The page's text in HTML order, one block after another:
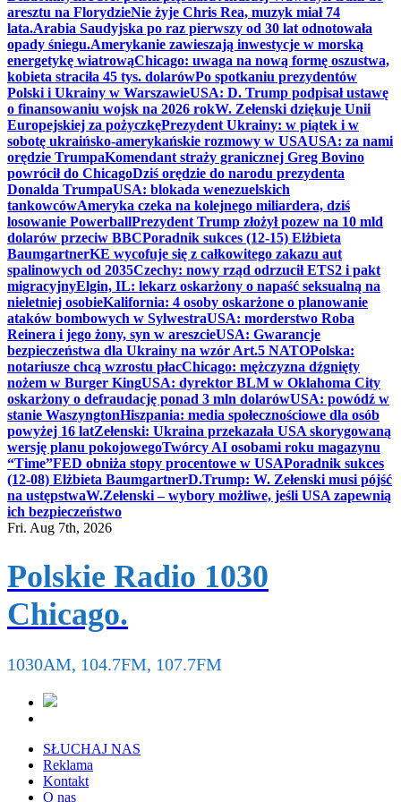
aresztu na FlorydzieNie żyje Chris Rea, muzyk miał 74
lata.Arabia Saudyjska po raz pierwszy od 30 lat odnotowała
opady śniegu.Amerykanie zawieszają inwestycje w morską
energetykę wiatrowąChicago: uwaga na nową formę oszustwa,
kobieta straciła 45 tys. dolarówPo spotkaniu prezydentów
Polski i Ukrainy w WarszawieUSA: D. Trump podpisał ustawę
o finansowaniu wojsk na 2026 rokW. Zełenski dziękuje Unii
Europejskiej za pożyczkęPrezydent Ukrainy: w piątek i w
sobotę ukraińsko-amerykańskie rozmowy w USAUSA: za nami
orędzie TrumpaKomendant straży granicznej Greg Bovino
powrócił do ChicagoDziś orędzie do narodu prezydenta
Donalda TrumpaUSA: blokada wenezuelskich
tankowcówAmeryka czeka na kolejnego miliardera, dziś
losowanie PowerballPrezydent Trump złożył pozew na 10 mld
dolarów przeciw BBCPoradnik sukces (12-15) Elżbieta
BaumgartnerKE wycofuje się z całkowitego zakazu aut
spalinowych od 2035Czechy: nowy rząd odrzucił ETS2 i pakt
migracyjnyElgin, IL: lekarz oskarżony o napaść seksualną na
nieletniej osobieKalifornia: 4 osoby oskarżone o planowanie
ataków bombowych w SylwestraUSA: morderstwo Roba
Reinera i jego żony, syn w areszcieUSA: Gwarancje
bezpieczeństwa dla Ukrainy na wzór Art.5 NATOPolska:
notariusze chcą wzrostu płacChicago: mężczyzna dźgnięty
nożem w Burger KingUSA: dyrektor BLM w Oklahoma City
oskarżony o defraudację ponad 3 mln dolarówUSA: powódź w
stanie WaszyngtonHiszpania: media społecznościowe dla osób
powyżej 16 latZełenski: Ukraina przekazała USA skorygowaną
wersję planu pokojowegoTwórcy AI osobami roku magazynu
“Time”FED obniża stopy procentowe w USAPoradnik sukces
(12-08) Elżbieta BaumgartnerD.Trump: W. Zełenski musi pójść
na ustępstwaW.Zełenski – wybory możliwe, jeśli USA zapewnią
ich bezpieczeństwo
Fri. Aug 7th, 2026
Polskie Radio 1030
Chicago.
1030AM, 104.7FM, 107.7FM
SŁUCHAJ NAS
Reklama
Kontakt
O nas